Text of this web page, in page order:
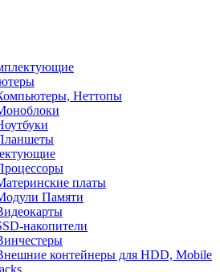
Неттопы
платы
Памяти
накопители
контейнеры для HDD, Mobile